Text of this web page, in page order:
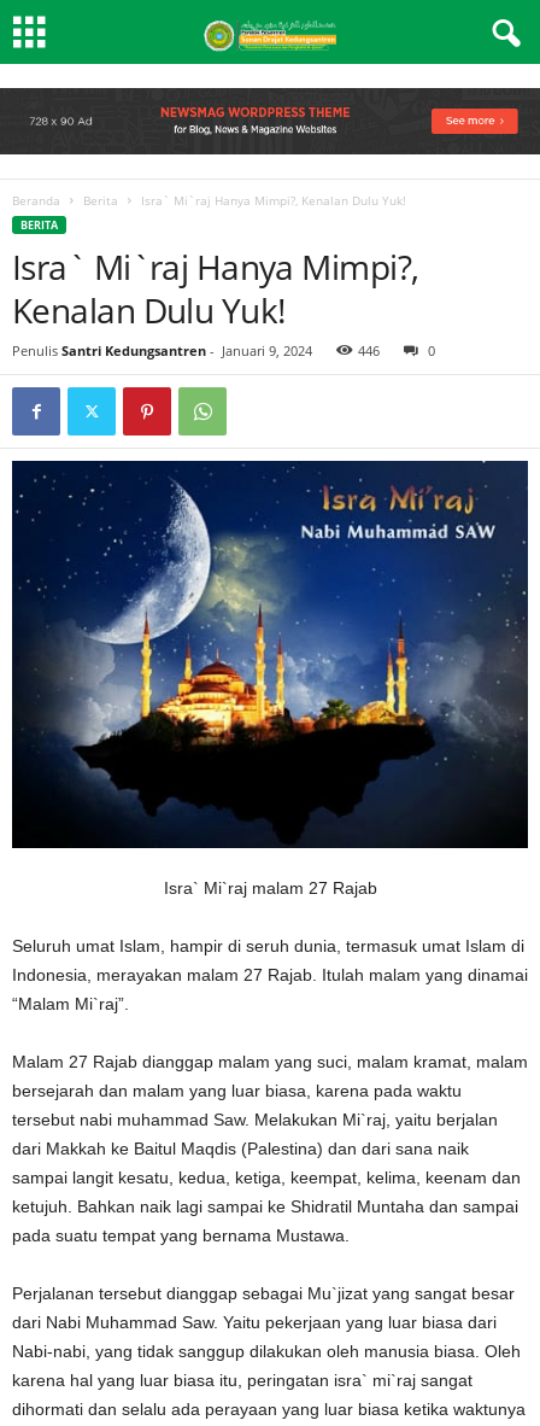
Beranda Berita Isra` Mi`raj Hanya Mimpi?, Kenalan Dulu Yuk!
BERITA
Isra` Mi`raj Hanya Mimpi?,
Kenalan Dulu Yuk!
Penulis Santri Kedungsantren - Januari 9, 2024 446 0
Isra` Mi`raj malam 27 Rajab
Seluruh umat Islam, hampir di seruh dunia, termasuk umat Islam di
Indonesia, merayakan malam 27 Rajab. Itulah malam yang dinamai
“Malam Mi`raj”.
Malam 27 Rajab dianggap malam yang suci, malam kramat, malam
bersejarah dan malam yang luar biasa, karena pada waktu
tersebut nabi muhammad Saw. Melakukan Mi`raj, yaitu berjalan
dari Makkah ke Baitul Maqdis (Palestina) dan dari sana naik
sampai langit kesatu, kedua, ketiga, keempat, kelima, keenam dan
ketujuh. Bahkan naik lagi sampai ke Shidratil Muntaha dan sampai
pada suatu tempat yang bernama Mustawa.
Perjalanan tersebut dianggap sebagai Mu`jizat yang sangat besar
dari Nabi Muhammad Saw. Yaitu pekerjaan yang luar biasa dari
Nabi-nabi, yang tidak sanggup dilakukan oleh manusia biasa. Oleh
karena hal yang luar biasa itu, peringatan isra` mi`raj sangat
dihormati dan selalu ada perayaan yang luar biasa ketika waktunya